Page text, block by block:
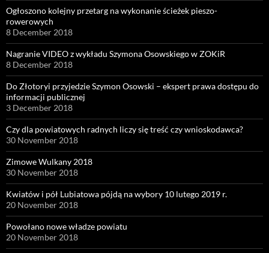
Ogłoszono kolejny przetarg na wykonanie ścieżek pieszo-
rowerowych
8 December 2018
Nagranie VIDEO z wykładu Szymona Osowskiego w ZOKiR
8 December 2018
Do Złotoryi przyjedzie Szymon Osowski – ekspert prawa dostępu do
informacji publicznej
3 December 2018
Czy dla powiatowych radnych liczy się treść czy wnioskodawca?
30 November 2018
Zimowe Wulkany 2018
30 November 2018
Kwiatów i pół Lubiatowa pójdą na wybory 10 lutego 2019 r.
20 November 2018
Powołano nowe władze powiatu
20 November 2018